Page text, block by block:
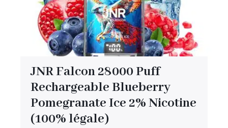
JNR Falcon 28000 Puff
Rechargeable Blueberry
Pomegranate Ice 2% Nicotine
(100% légale)